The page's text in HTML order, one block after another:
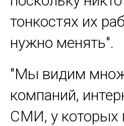
тонкостях их
нужно менять".
"Мы видим
компаний,
СМИ, у которых